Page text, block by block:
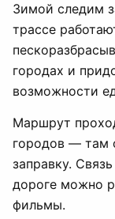
Зимой следим
трассе
городах и
возможности
Маршрут
городов — там
заправку.
дороге можно
фильмы.